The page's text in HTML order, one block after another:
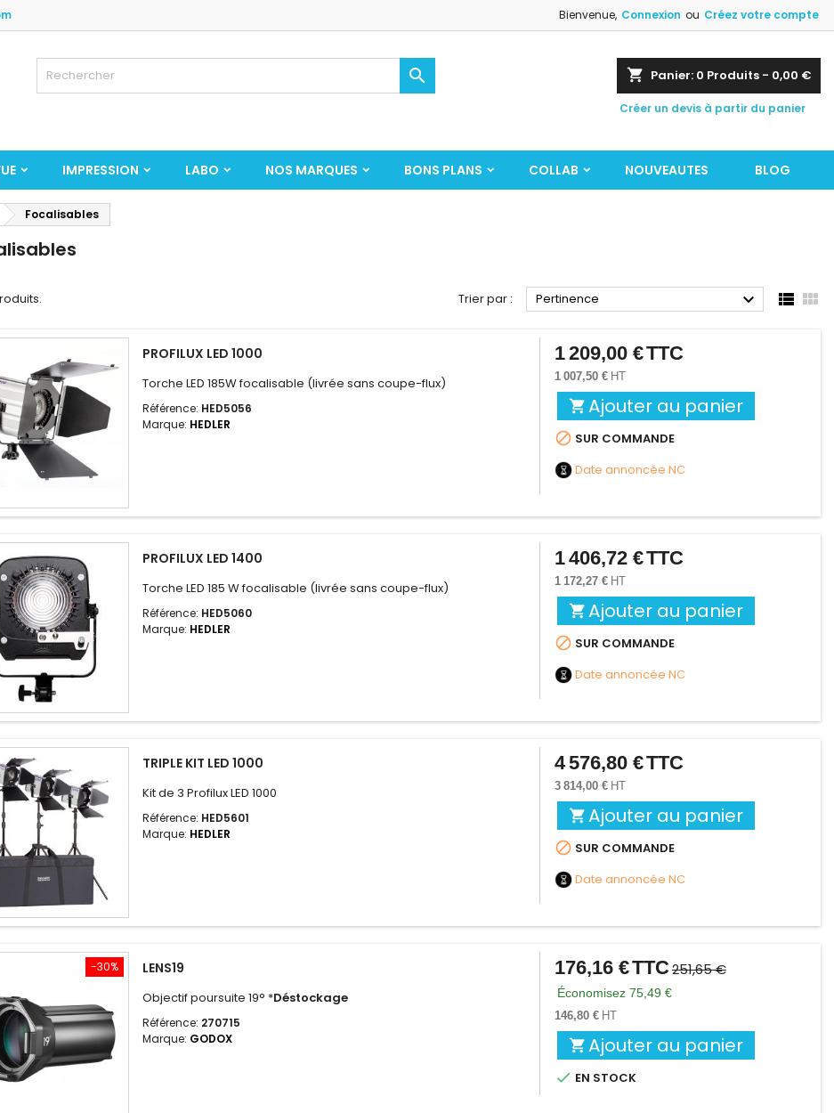
Bienvenue, Connexion ou Créez votre compte
shopping_cart Panier: 0 Produits - 0,00 €
Créer un devis à partir du panier

IMPRESSION LABO NOS MARQUES BONS PLANS COLLAB NOUVEAUTES BLOG
Focalisables
Trier par : Pertinence   
PROFILUX LED 1000
Torche LED 185W focalisable (livrée sans coupe-flux)
Référence: HED5056
Marque: HEDLER
Prix
1 209,00 €TTC
1 007,50 € HT
 Ajouter au panier
 SUR COMMANDE
Date annoncée NC
PROFILUX LED 1400
Torche LED 185 W focalisable (livrée sans coupe-flux)
Référence: HED5060
Marque: HEDLER
Prix
1 406,72 €TTC
1 172,27 € HT
 Ajouter au panier
 SUR COMMANDE
Date annoncée NC
TRIPLE KIT LED 1000
Kit de 3 Profilux LED 1000
Référence: HED5601
Marque: HEDLER
Prix
4 576,80 €TTC
3 814,00 € HT
 Ajouter au panier
 SUR COMMANDE
Date annoncée NC
-30% LENS19
Objectif poursuite 19° *Déstockage
Référence: 270715
Marque: GODOX
Prix
Prix
de
base
176,16 €TTC251,65 €
Économisez 75,49 €
146,80 € HT
 Ajouter au panier
 EN STOCK